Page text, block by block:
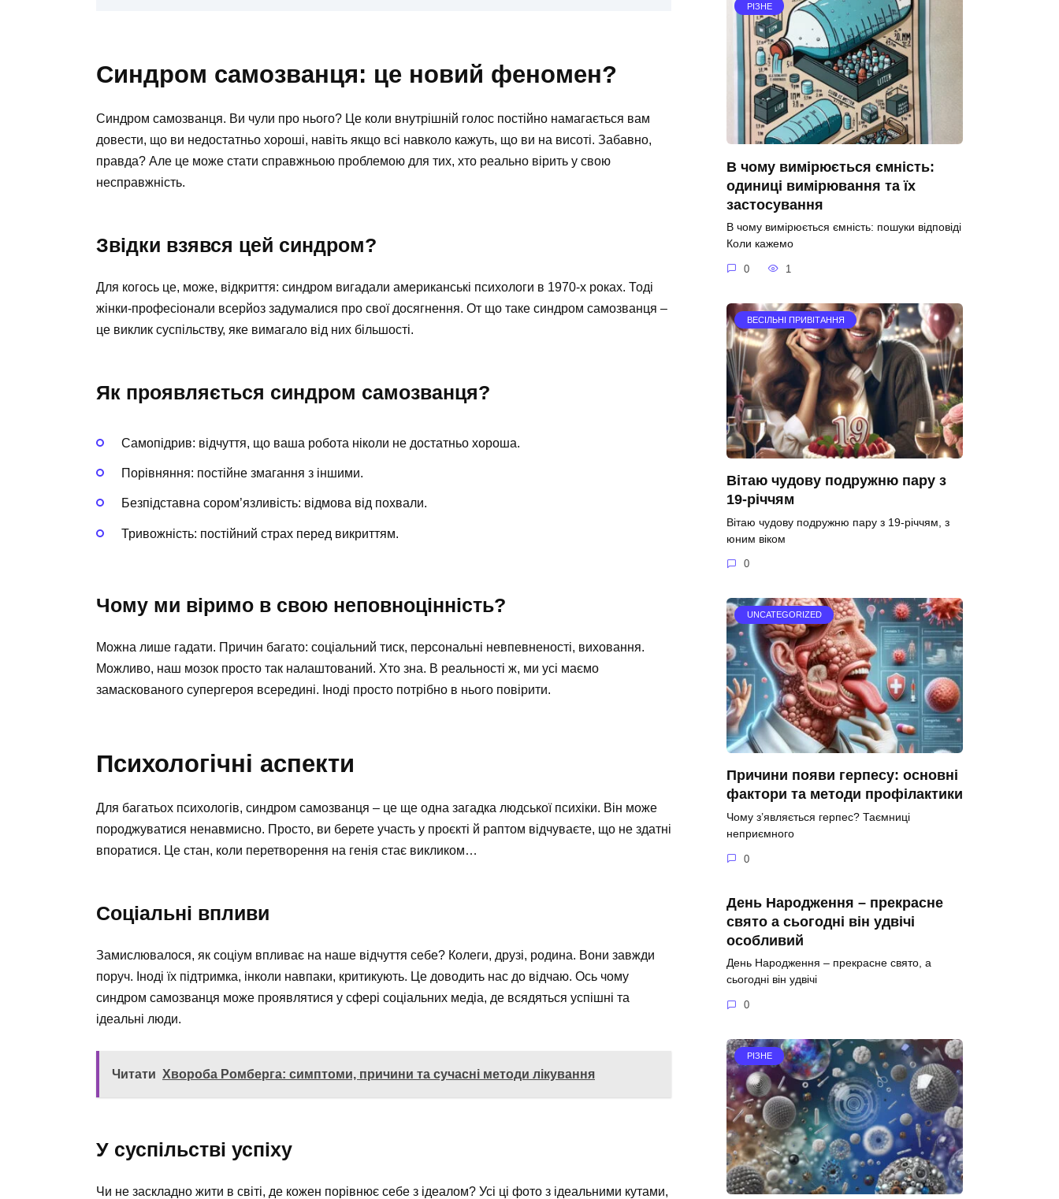
Синдром самозванця: це новий феномен?
Синдром самозванця. Ви чули про нього? Це коли внутрішній голос постійно намагається вам
довести, що ви недостатньо хороші, навіть якщо всі навколо кажуть, що ви на висоті. Забавно,
правда? Але це може стати справжньою проблемою для тих, хто реально вірить у свою
несправжність.
Звідки взявся цей синдром?
Для когось це, може, відкриття: синдром вигадали американські психологи в 1970-х роках. Тоді
жінки-професіонали всерйоз задумалися про свої досягнення. От що таке синдром самозванця –
це виклик суспільству, яке вимагало від них більшості.
Як проявляється синдром самозванця?
Самопідрив: відчуття, що ваша робота ніколи не достатньо хороша.
Порівняння: постійне змагання з іншими.
Безпідставна сором’язливість: відмова від похвали.
Тривожність: постійний страх перед викриттям.
Чому ми віримо в свою неповноцінність?
Можна лише гадати. Причин багато: соціальний тиск, персональні невпевненості, виховання.
Можливо, наш мозок просто так налаштований. Хто зна. В реальності ж, ми усі маємо
замаскованого супергероя всередині. Іноді просто потрібно в нього повірити.
Психологічні аспекти
Для багатьох психологів, синдром самозванця – це ще одна загадка людської психіки. Він може
породжуватися ненавмисно. Просто, ви берете участь у проєкті й раптом відчуваєте, що не здатні
впоратися. Це стан, коли перетворення на генія стає викликом…
Соціальні впливи
Замислювалося, як соціум впливає на наше відчуття себе? Колеги, друзі, родина. Вони завжди
поруч. Іноді їх підтримка, інколи навпаки, критикують. Це доводить нас до відчаю. Ось чому
синдром самозванця може проявлятися у сфері соціальних медіа, де всядяться успішні та
ідеальні люди.
Читати Хвороба Ромберга: симптоми, причини та сучасні методи лікування
У суспільстві успіху
Чи не заскладно жити в світі, де кожен порівнює себе з ідеалом? Усі ці фото з ідеальними кутами,
РІЗНЕ
В чому вимірюється ємність:
одиниці вимірювання та їх
застосування
В чому вимірюється ємність: пошуки відповіді
Коли кажемо
0 1
ВЕСІЛЬНІ ПРИВІТАННЯ
Вітаю чудову подружню пару з
19-річчям
Вітаю чудову подружню пару з 19-річчям, з
юним віком
0
UNCATEGORIZED
Причини появи герпесу: основні
фактори та методи профілактики
Чому з’являється герпес? Таємниці
неприємного
0
День Народження – прекрасне
свято а сьогодні він удвічі
особливий
День Народження – прекрасне свято, а
сьогодні він удвічі
0
РІЗНЕ